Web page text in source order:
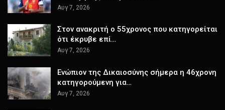
Αυγ 7, 2026
Στον ανακριτή ο 55χρονος που κατηγορείται
ότι έκρυβε επί…
Αυγ 7, 2026
Ενώπιον της Δικαιοσύνης σήμερα η 46χρονη
κατηγορούμενη για…
Αυγ 7, 2026